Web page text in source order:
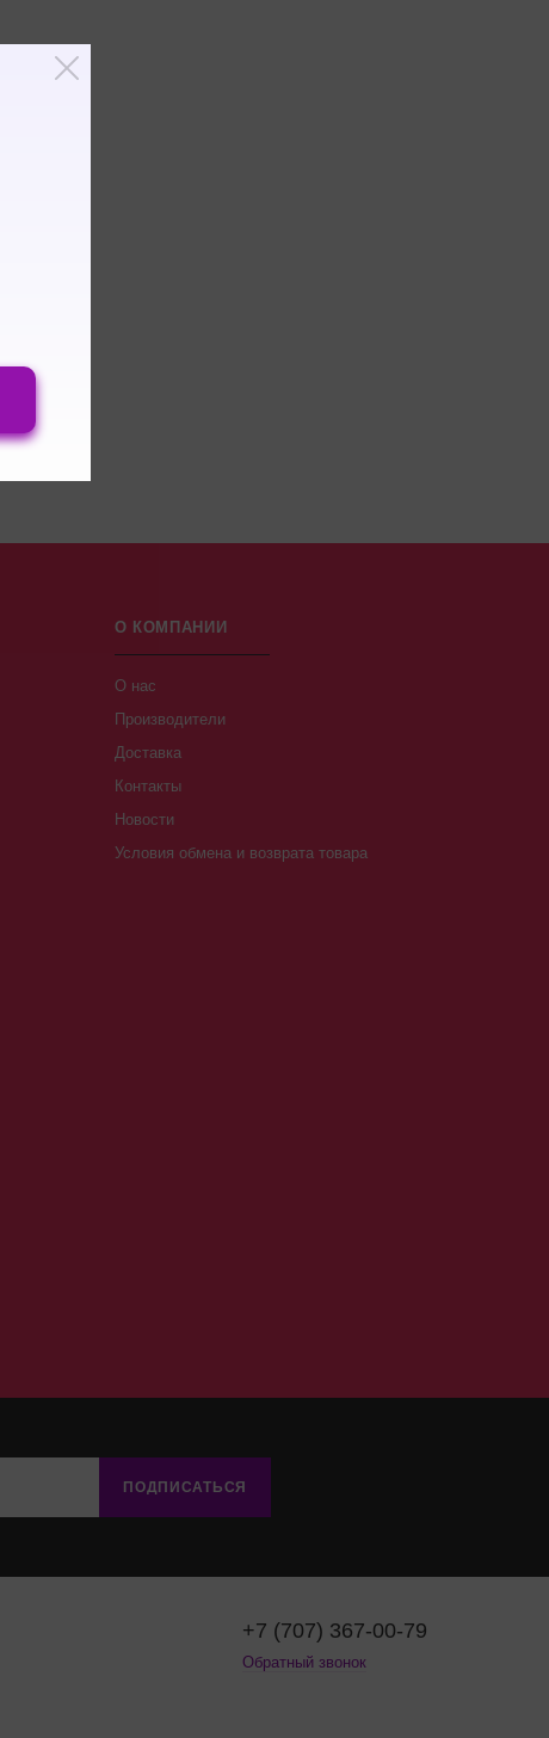
О КОМПАНИИ
О нас
Производители
Доставка
Контакты
Новости
Условия обмена и возврата товара
ПОДПИСАТЬСЯ
+7 (707) 367-00-79
Обратный звонок